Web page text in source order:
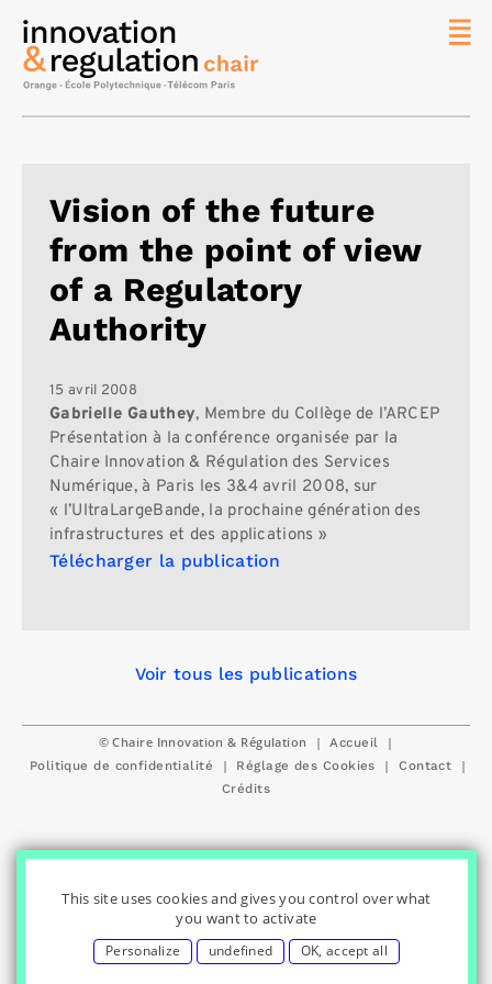
Vision of the future
from the point of view
of a Regulatory
Authority
15 avril 2008
Gabrielle Gauthey, Membre du Collège de l’ARCEP
Présentation à la conférence organisée par la
Chaire Innovation & Régulation des Services
Numérique, à Paris les 3&4 avril 2008, sur
« l’UltraLargeBande, la prochaine génération des
infrastructures et des applications »
Télécharger la publication
Voir tous les publications
© Chaire Innovation & Régulation | Accueil |
Politique de confidentialité | Réglage des Cookies | Contact |
Crédits
Master
Rechercher
This site uses cookies and gives you control over what
you want to activate
Personalize undefined OK, accept all